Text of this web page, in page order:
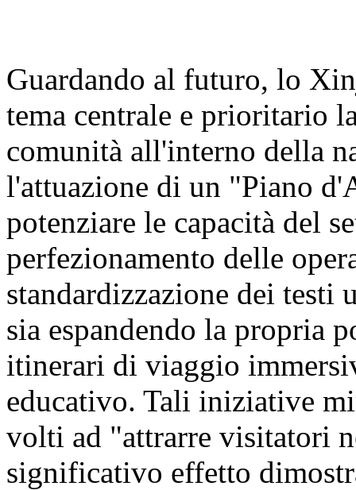
Guardando al futuro, lo
tema centrale e prioritario
comunità all'interno della
l'attuazione di un "Piano
potenziare le capacità del
perfezionamento delle
standardizzazione dei
sia espandendo la propria
itinerari di viaggio
educativo. Tali iniziative
volti ad "attrarre visitatori
significativo effetto